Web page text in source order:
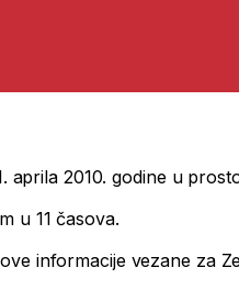
aprila 2010. godine u
u 11 časova.
informacije vezane za